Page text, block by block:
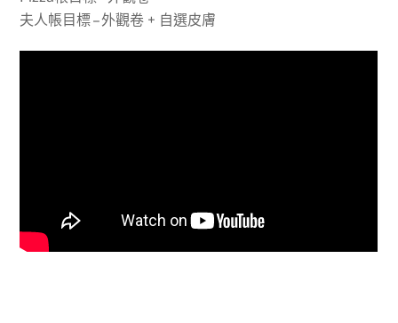
夫人帳目標 – 外觀卷 + 自選皮膚